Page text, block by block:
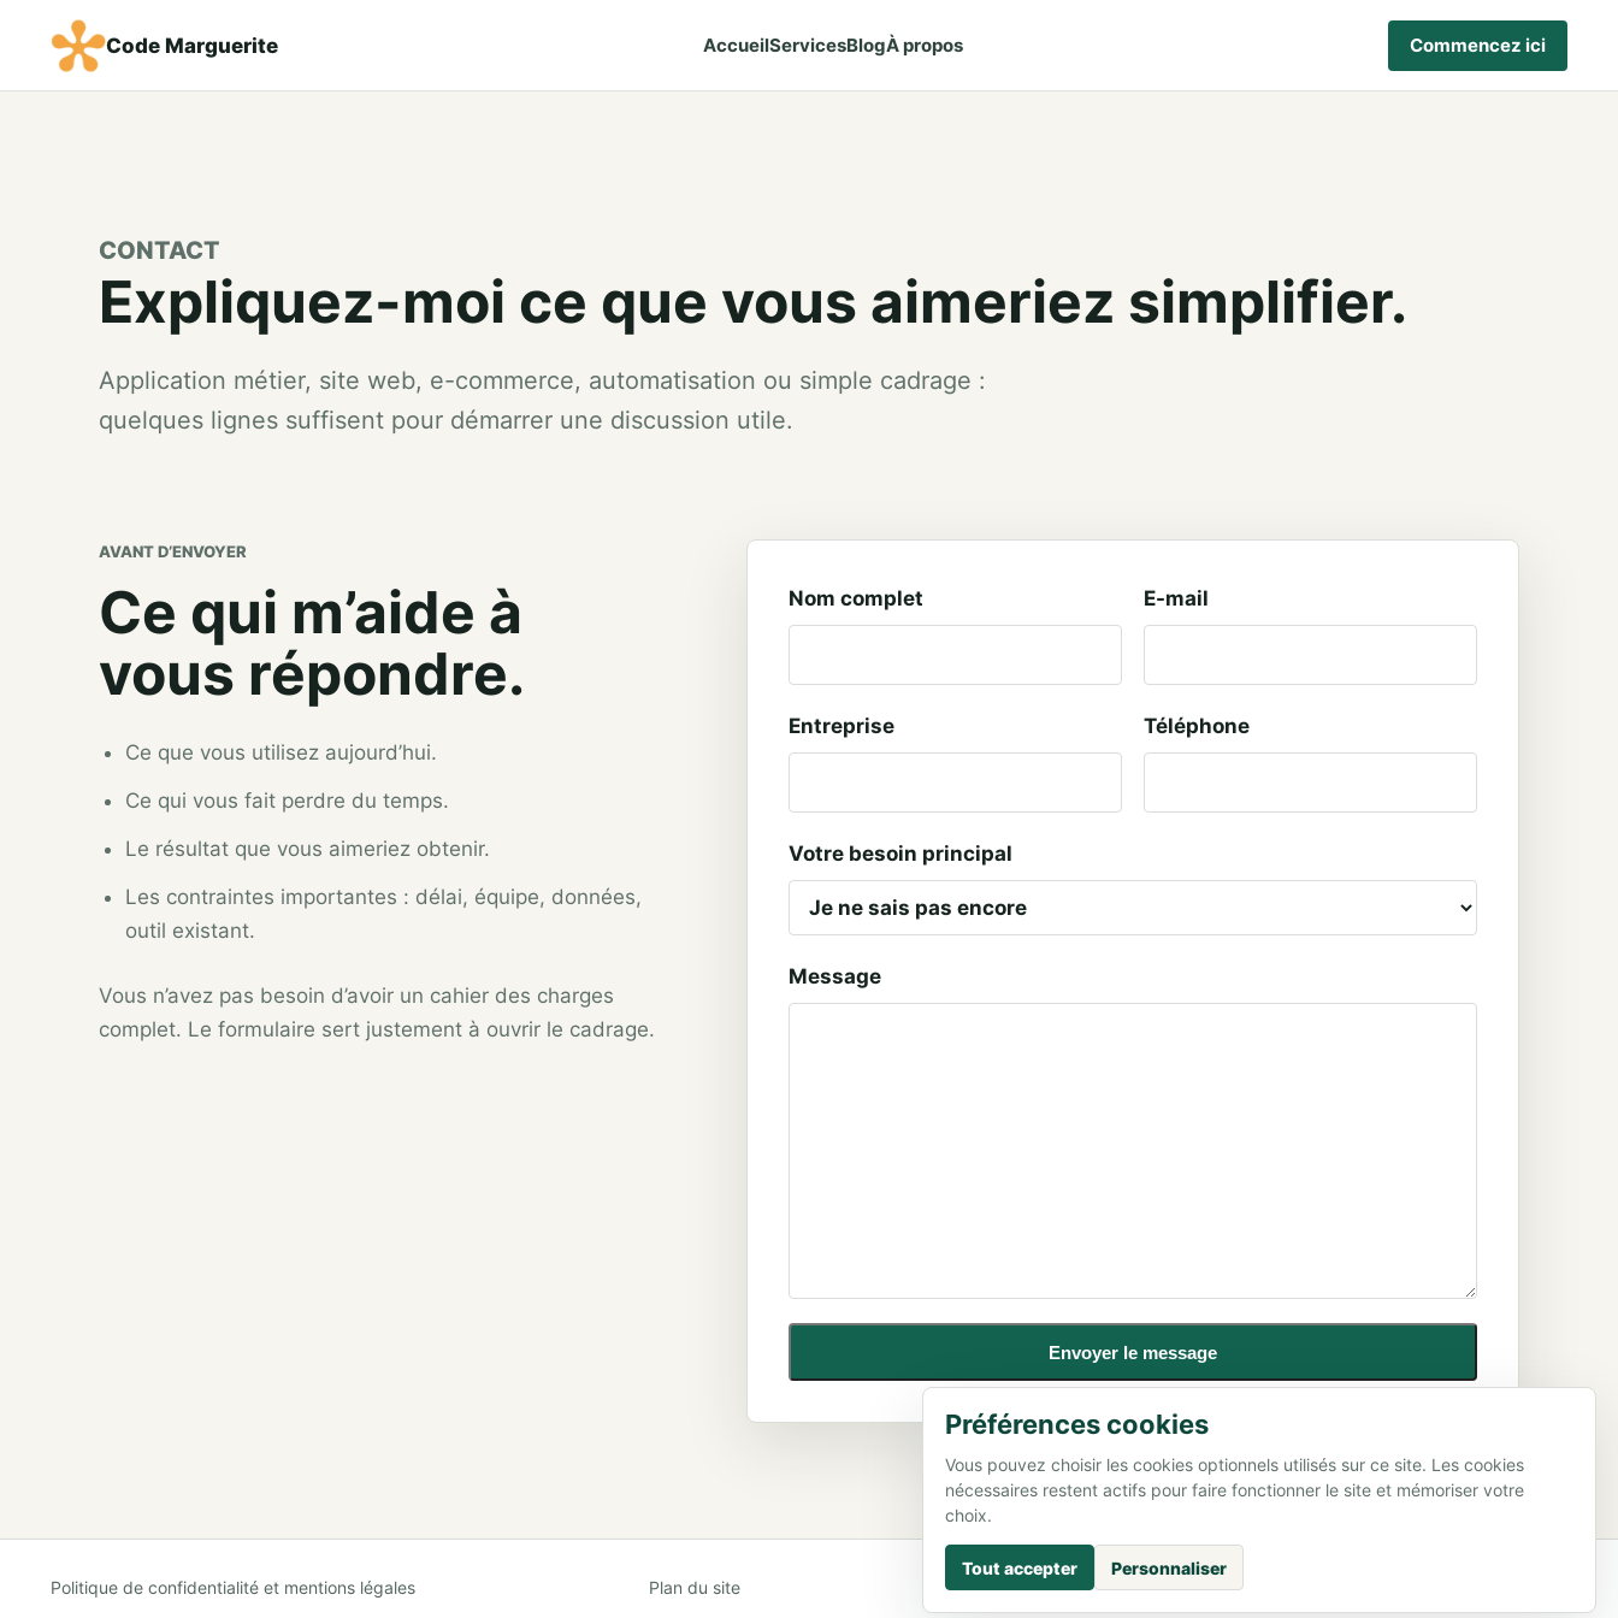
Code Marguerite AccueilServicesBlogÀ propos Commencez ici
CONTACT
Expliquez-moi ce que vous aimeriez simplifier.
Application métier, site web, e-commerce, automatisation ou simple cadrage :
quelques lignes suffisent pour démarrer une discussion utile.
AVANT D’ENVOYER
Ce qui m’aide à
vous répondre.
Ce que vous utilisez aujourd’hui.
Ce qui vous fait perdre du temps.
Le résultat que vous aimeriez obtenir.
Les contraintes importantes : délai, équipe, données,
outil existant.
Vous n’avez pas besoin d’avoir un cahier des charges
complet. Le formulaire sert justement à ouvrir le cadrage.
Nom complet E-mail
Entreprise Téléphone
Votre besoin principal
Message
Envoyer le message
Politique de confidentialité et mentions légales Plan du site Préférences cookies
Préférences cookies
Vous pouvez choisir les cookies optionnels utilisés sur ce site. Les cookies
nécessaires restent actifs pour faire fonctionner le site et mémoriser votre
choix.
Tout accepter Personnaliser